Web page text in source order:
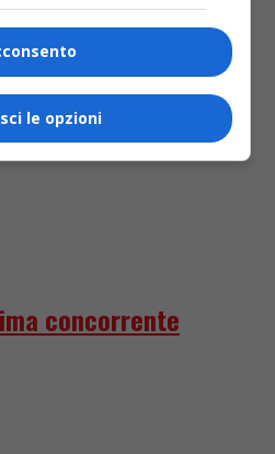
attrice in “Come
concorrente
le opzioni